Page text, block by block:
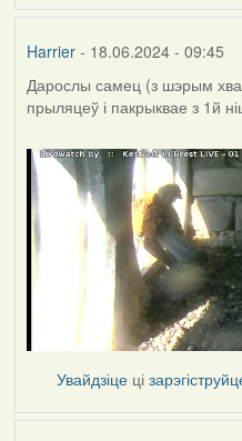
Harrier- 18.06.2024 - 09:45
Дарослы самец (з шэрым
прыляцеў і пакрыквае з 1й
Увайдзіце ці